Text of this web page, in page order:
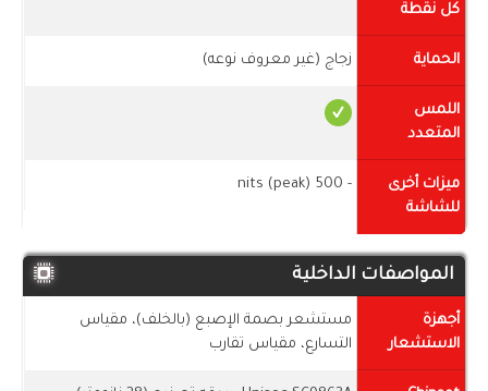
كل نقطة
الحماية زجاج (غير معروف نوعه)
اللمس
المتعدد
ميزات أخرى
للشاشة
- 500 nits (peak)
المواصفات الداخلية
أجهزة
الاستشعار
مستشعر بصمة الإصبع (بالخلف)، مقياس
التسارع، مقياس تقارب